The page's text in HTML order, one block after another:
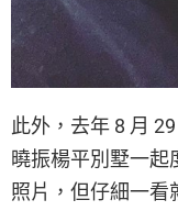
此外，去年 8 月
曉振楊平別墅一起
照片，但仔細一看